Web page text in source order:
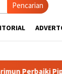
Pencarian
JDU, Warga